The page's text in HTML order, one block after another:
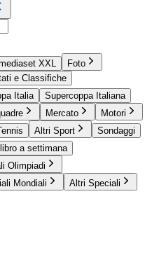
XXL
Foto
e Classifiche
Italia
Supercoppa Italiana
Mercato
Motori
Altri Sport
Sondaggi
a settimana
Olimpiadi
Mondiali Altri Speciali